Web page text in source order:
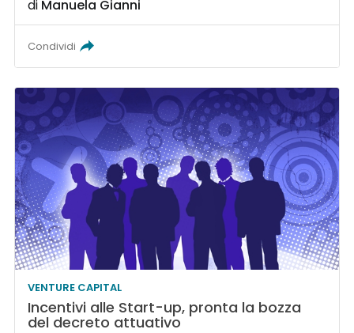
di Manuela Gianni
Condividi
VENTURE CAPITAL
Incentivi alle Start-up, pronta la bozza
del decreto attuativo